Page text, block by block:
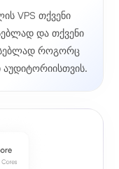
VPS თქვენი
და თქვენი
როგორც